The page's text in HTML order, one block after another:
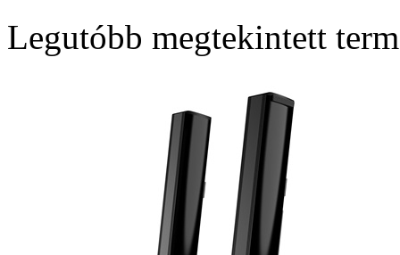
Legutóbb megtekintett